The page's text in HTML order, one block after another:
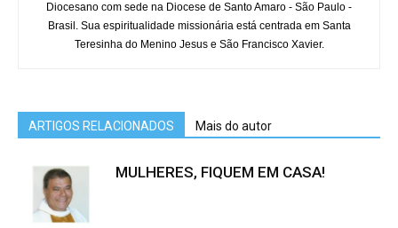
Diocesano com sede na Diocese de Santo Amaro - São Paulo -
Brasil. Sua espiritualidade missionária está centrada em Santa
Teresinha do Menino Jesus e São Francisco Xavier.
ARTIGOS RELACIONADOS Mais do autor
MULHERES, FIQUEM EM CASA!